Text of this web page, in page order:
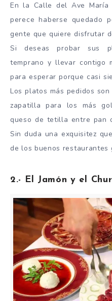
En la Calle del Ave María
perece haberse quedado
gente que quiere disfrutar
Si deseas probar sus
temprano y llevar contigo
para esperar porque casi
Los platos más pedidos
zapatilla para los más
queso de tetilla entre pan
Sin duda una exquisitez
de los buenos restaurantes
2.- El Jamón y el